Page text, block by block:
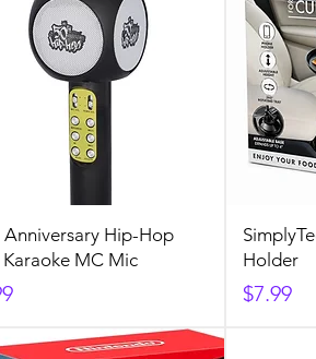
Anniversary Hip-Hop
Karaoke MC Mic
Holder
Precio
$7.99